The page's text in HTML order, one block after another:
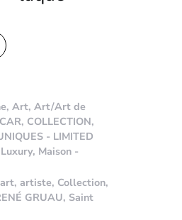
GRUAU quantity
, Art, Art/Art de
, COLLECTION,
- LIMITED
Luxury, Maison -
art, artiste, Collection,
GRUAU, Saint